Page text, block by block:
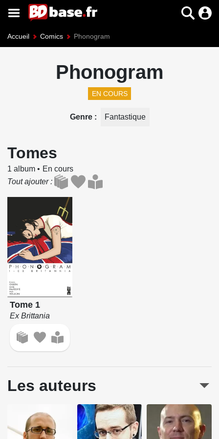
Accueil Comics Phonogram
Phonogram
EN COURS
Genre Fantastique
Tomes
1 album
En cours
Tout ajouter
Tome 1
Ex Brittania
Les auteurs